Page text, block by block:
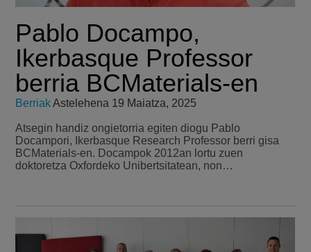
Pablo Docampo,
Ikerbasque Professor
berria BCMaterials-en
BerriakAstelehena 19 Maiatza, 2025
Atsegin handiz ongietorria egiten diogu Pablo
Docampori, Ikerbasque Research Professor berri gisa
BCMaterials-en. Docampok 2012an lortu zuen
doktoretza Oxfordeko Unibertsitatean, non…